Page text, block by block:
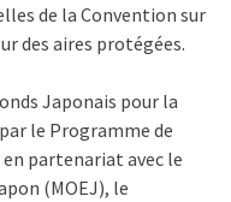
de la Convention sur
des aires protégées.
Japonais pour la
le Programme de
partenariat avec le
(MOEJ), le